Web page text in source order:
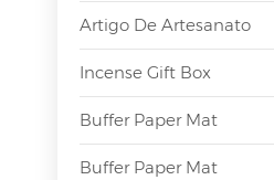
Artigo De Artesanato
Incense Gift Box
Buffer Paper Mat
Buffer Paper Mat